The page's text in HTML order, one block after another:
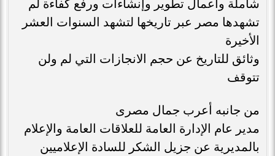
شاملة وأعمال تطوير وإنشاءات ورفع كفاءة لم
تشهدها مصر عبر تاريخها لتشهد السنوات العشر
الأخيرة
وثائق للتاريخ عن حجم الانجازات التي لم ولن
تتوقف
من جانبه أعرب جمال مصرى
مدير عام الإدارة العامة للعلاقات العامة والإعلام
بالمديرية عن جزيل الشكر للسادة الإعلاميين